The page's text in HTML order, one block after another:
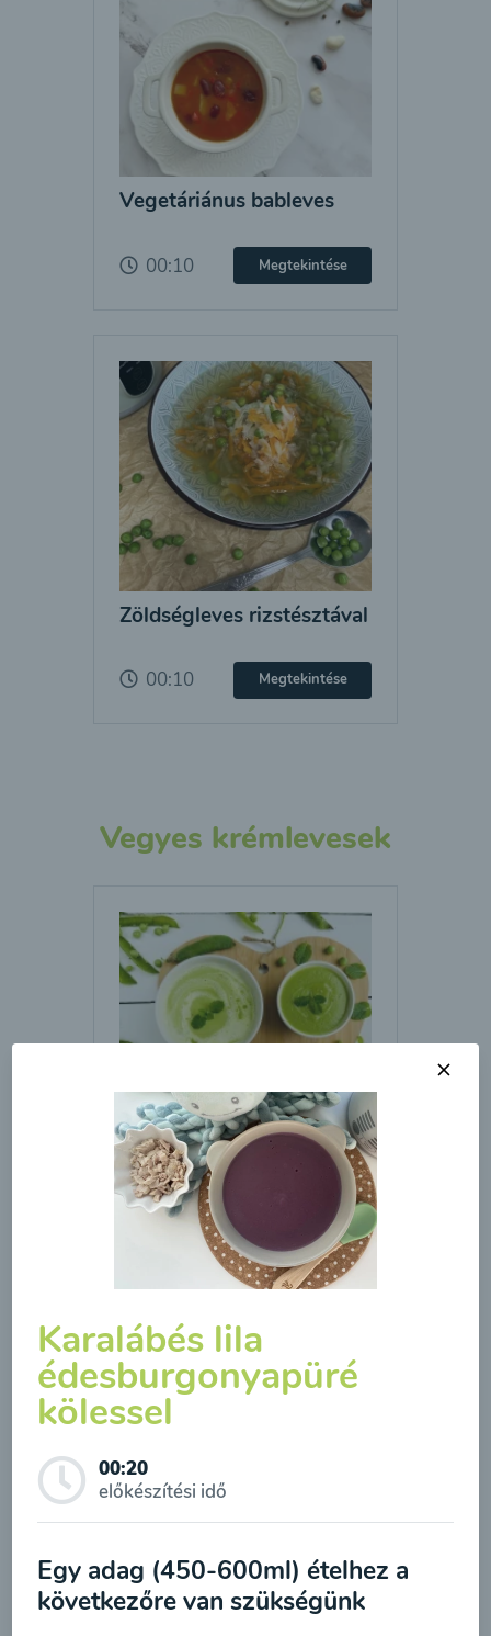
Vegetáriánus bableves
00:10 Megtekintése
Zöldségleves rizstésztával
00:10 Megtekintése
Vegyes krémlevesek
Borsóleves mentával
00:20 Megtekintése
Brokkolileves
Karalábés lila
édesburgonyapüré
kölessel
00:20
előkészítési idő
Egy adag (450-600ml) ételhez a
következőre van szükségünk
Feliratkozás a hírlevélre
A hírlevélre való feliratkozásom elküldésével
hozzájárulok a személyes adatok